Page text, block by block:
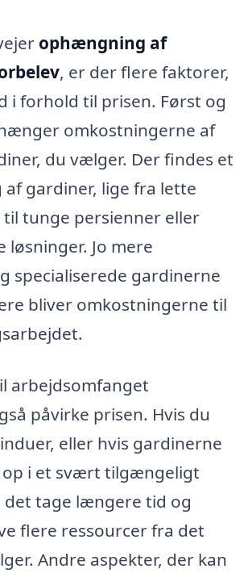
ophængning af
, er der flere faktorer,
i forhold til prisen. Først og
omkostningerne af
du vælger. Der findes et
gardiner, lige fra lette
tunge persienner eller
løsninger. Jo mere
specialiserede gardinerne
bliver omkostningerne til
arbejdsomfanget
påvirke prisen. Hvis du
eller hvis gardinerne
op i et svært tilgængeligt
det tage længere tid og
flere ressourcer fra det
Andre aspekter, der kan